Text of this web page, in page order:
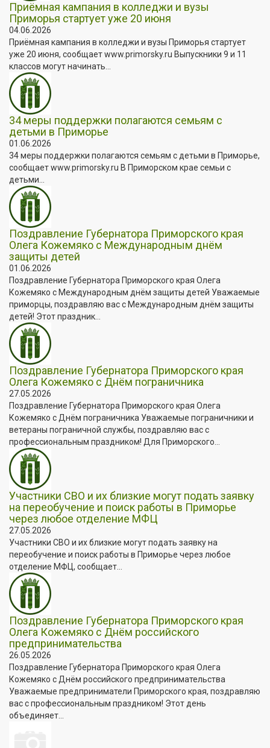
Приёмная кампания в колледжи и вузы
Приморья стартует уже 20 июня
04.06.2026
Приёмная кампания в колледжи и вузы Приморья стартует
уже 20 июня, сообщает www.primorsky.ru Выпускники 9 и 11
классов могут начинать...
34 меры поддержки полагаются семьям с
детьми в Приморье
01.06.2026
34 меры поддержки полагаются семьям с детьми в Приморье,
сообщает www.primorsky.ru В Приморском крае семьи с
детьми...
Поздравление Губернатора Приморского края
Олега Кожемяко с Международным днём
защиты детей
01.06.2026
Поздравление Губернатора Приморского края Олега
Кожемяко с Международным днём защиты детей Уважаемые
приморцы, поздравляю вас с Международным днём защиты
детей! Этот праздник...
Поздравление Губернатора Приморского края
Олега Кожемяко с Днём пограничника
27.05.2026
Поздравление Губернатора Приморского края Олега
Кожемяко с Днём пограничника Уважаемые пограничники и
ветераны пограничной службы, поздравляю вас с
профессиональным праздником! Для Приморского...
Участники СВО и их близкие могут подать заявку
на переобучение и поиск работы в Приморье
через любое отделение МФЦ
27.05.2026
Участники СВО и их близкие могут подать заявку на
переобучение и поиск работы в Приморье через любое
отделение МФЦ, сообщает...
Поздравление Губернатора Приморского края
Олега Кожемяко с Днём российского
предпринимательства
26.05.2026
Поздравление Губернатора Приморского края Олега
Кожемяко с Днём российского предпринимательства
Уважаемые предприниматели Приморского края, поздравляю
вас с профессиональным праздником! Этот день
объединяет...